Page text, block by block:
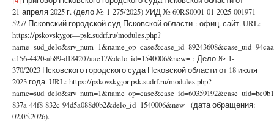
21 апреля 2025 г. (дело № 1-275/2025) УИД № 60RS0001-01-2025-001971-
52 // Псковский городской суд Псковской области : офиц. сайт. URL:
https://pskovskygor—psk.sudrf.ru/modules.php?
c156-4420-ab89-d184207aae17&delo_id=1540006&new= ; Дело № 1-
370/2023 Псковского городского суда Псковской области от 18 июля
2023 года. URL: https://pskovskygor-psk.sudrf.ru/modules.php?
837a-44f8-832c-94d5a088d0b2&delo_id=1540006&new= (дата обращения:
02.05.2026).